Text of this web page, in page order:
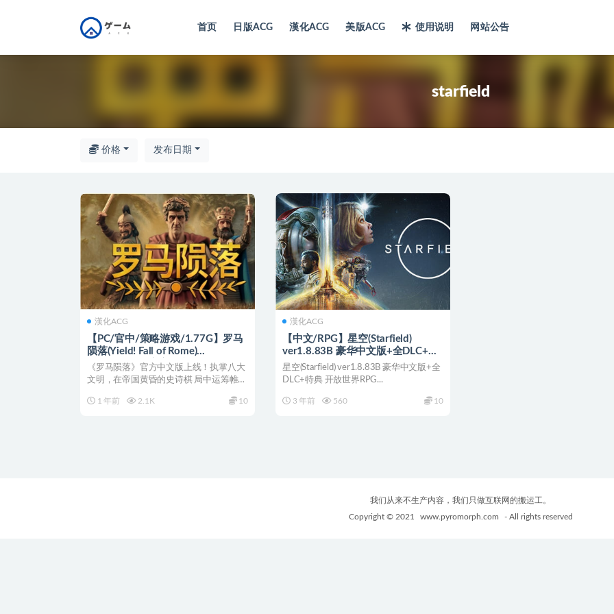
首页 日版ACG 漢化ACG 美版ACG 使用说明 网站公告
starfield
价格 发布日期
漢化ACG
【PC/官中/策略游戏/1.77G】罗马
陨落(Yield! Fall of Rome)
Ver0.9.127.1 官方中文版+4X策略
游戏+1.77G
《罗马陨落》官方中文版上线！执掌八大
文明，在帝国黄昏的史诗棋 局中运筹帷幄
1 年前
2.1K 10
漢化ACG
【中文/RPG】星空(Starfield)
ver1.8.83B 豪华中文版+全DLC+特
典 开放世界RPG游戏
星空(Starfield) ver1.8.83B 豪华中文版+全
DLC+特典 开放世界RPG...
3 年前 560 10
我们从来不生产内容，我们只做互联网的搬运工。
Copyright © 2021
www.pyromorph.com - All rights reserved